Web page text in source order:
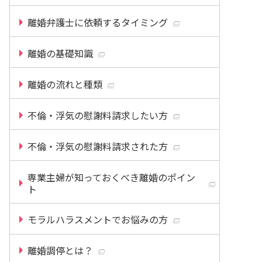
離婚弁護士に依頼するタイミング
離婚の基礎知識
離婚の流れと種類
不倫・浮気の慰謝料請求したい方
不倫・浮気の慰謝料請求された方
専業主婦が知っておくべき離婚のポイン
ト
モラルハラスメントでお悩みの方
離婚調停とは？